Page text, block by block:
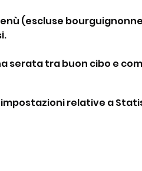
(escluse
serata tra buon cibo e
relative a